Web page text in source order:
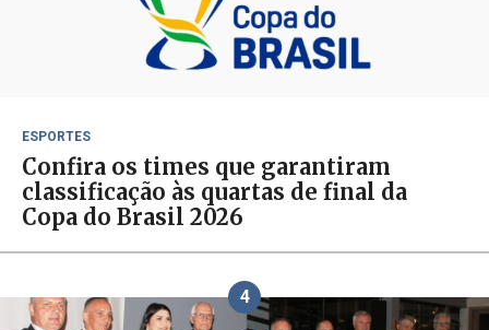
ESPORTES
Confira os times que garantiram
classificação às quartas de final da
Copa do Brasil 2026
4